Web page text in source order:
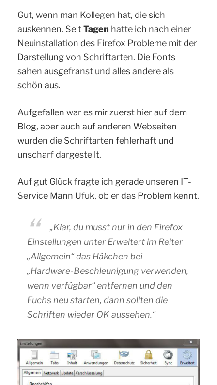
Gut, wenn man Kollegen hat, die sich
auskennen. SeitTagen hatte ich nach einer
Neuinstallation des Firefox Probleme mit der
Darstellung von Schriftarten. Die Fonts
sahen ausgefranst und alles andere als
schön aus.
Aufgefallen war es mir zuerst hier auf dem
Blog, aber auch auf anderen Webseiten
wurden die Schriftarten fehlerhaft und
unscharf dargestellt.
Auf gut Glück fragte ich gerade unseren IT-
Service Mann Ufuk, ob er das Problem kennt.
„Klar, du musst nur in den Firefox
Einstellungen unter Erweitert im Reiter
„Allgemein“ das Häkchen bei
„Hardware-Beschleunigung verwenden,
wenn verfügbar“ entfernen und den
Fuchs neu starten, dann sollten die
Schriften wieder OK aussehen.“